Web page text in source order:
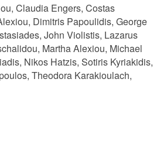
Claudia Engers, Costas
Dimitris Papoulidis, George
John Violistis, Lazarus
Martha Alexiou, Michael
Nikos Hatzis, Sotiris Kyriakidis,
Theodora Karakioulach,